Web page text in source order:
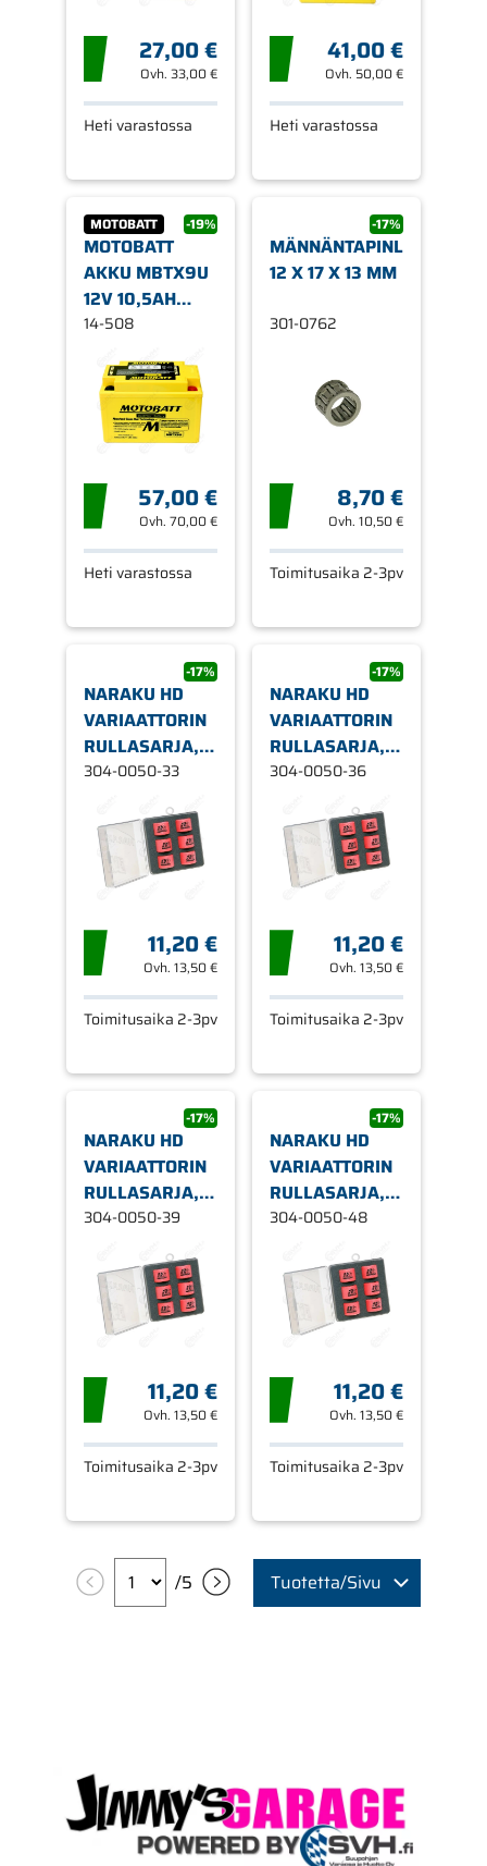
27,00 €
Ovh. 33,00 €
Heti varastossa
41,00 €
Ovh. 50,00 €
Heti varastossa
MOTOBATT -19%
MOTOBATT
AKKU MBTX9U
12V 10,5AH
(YTX9BS,
YTZ12S,
YTZ14S)
14-508
57,00 €
Ovh. 70,00 €
Heti varastossa
-17%
MÄNNÄNTAPINLAAKERI,
12 X 17 X 13 MM
301-0762
8,70 €
Ovh.10,50 €
Toimitusaika 2-3pv
-17%
NARAKU HD
VARIAATTORIN
RULLASARJA,
Ø16 X 13 MM
304-0050-33
11,20 €
Ovh. 13,50 €
Toimitusaika 2-3pv
-17%
NARAKU HD
VARIAATTORIN
RULLASARJA,
Ø16 X 13 MM
304-0050-36
11,20 €
Ovh.13,50 €
Toimitusaika 2-3pv
-17%
NARAKU HD
VARIAATTORIN
RULLASARJA,
Ø16 X 13 MM
304-0050-39
11,20 €
Ovh. 13,50 €
Toimitusaika 2-3pv
-17%
NARAKU HD
VARIAATTORIN
RULLASARJA,
Ø16 X 13 MM
304-0050-48
11,20 €
Ovh.13,50 €
Toimitusaika 2-3pv
/5 Tuotetta/Sivu